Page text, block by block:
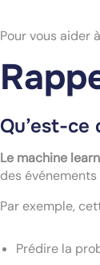
Pour vous aider
Qu’est-ce
Le machine
des
Par exemple,
Prédire la